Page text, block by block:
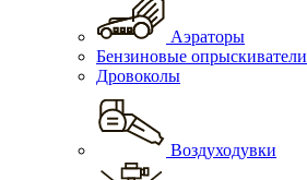
Аэраторы
Бензиновые опрыскиватели
Дровоколы
Воздуходувки